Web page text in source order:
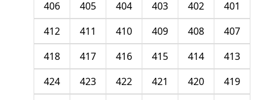
401
402
403
404
405
406
407
408
409
410
411
412
413
414
415
416
417
418
419
420
421
422
423
424